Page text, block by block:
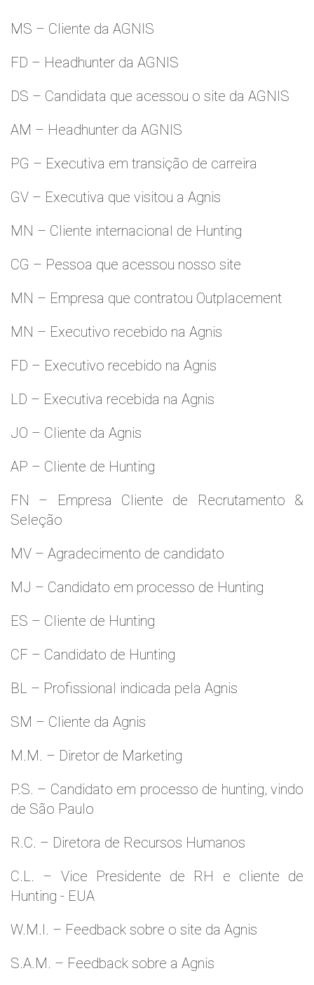
MS – Cliente da AGNIS
FD – Headhunter da AGNIS
DS – Candidata que acessou o site da AGNIS
AM – Headhunter da AGNIS
PG – Executiva em transição de carreira
GV – Executiva que visitou a Agnis
MN – Cliente internacional de Hunting
CG – Pessoa que acessou nosso site
MN – Empresa que contratou Outplacement
MN – Executivo recebido na Agnis
FD – Executivo recebido na Agnis
LD – Executiva recebida na Agnis
JO – Cliente da Agnis
AP – Cliente de Hunting
FN – Empresa Cliente de Recrutamento &
Seleção
MV – Agradecimento de candidato
MJ – Candidato em processo de Hunting
ES – Cliente de Hunting
CF – Candidato de Hunting
BL – Profissional indicada pela Agnis
SM – Cliente da Agnis
M.M. – Diretor de Marketing
P.S. – Candidato em processo de hunting, vindo
de São Paulo
R.C. – Diretora de Recursos Humanos
C.L. – Vice Presidente de RH e cliente de
Hunting - EUA
W.M.l. – Feedback sobre o site da Agnis
S.A.M. – Feedback sobre a Agnis